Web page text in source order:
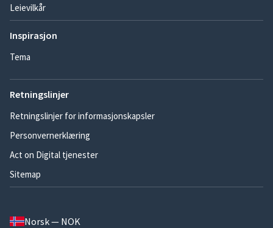
Leievilkår
Inspirasjon
Tema
Retningslinjer
Retningslinjer for informasjonskapsler
Personvernerklæring
Act on Digital tjenester
Sitemap
Norsk — NOK